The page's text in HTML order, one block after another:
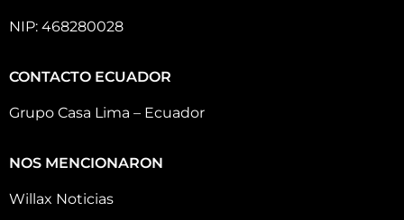
NIP: 468280028
CONTACTO ECUADOR
Grupo Casa Lima – Ecuador
NOS MENCIONARON
Willax Noticias